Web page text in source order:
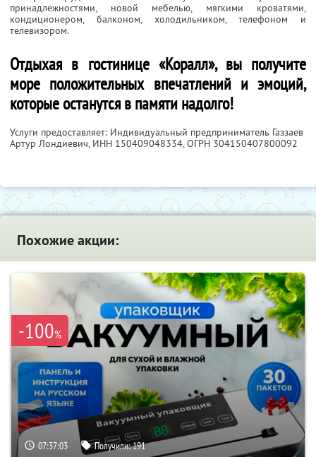
принадлежностями, новой мебелью, мягкими кроватями,
кондиционером, балконом, холодильником, телефоном и
телевизором.
Отдыхая в гостинице «Коралл», вы получите
море положительных впечатлений и эмоций,
которые останутся в памяти надолго!
Услуги предоставляет: Индивидуальный предприниматель Газзаев
Артур Лондиевич, ИНН 150409048334, ОГРН 304150407800092
Похожие акции:
-100%
07:37:02 Получили:191